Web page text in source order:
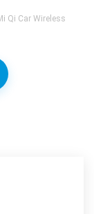
Qi Car Wireless